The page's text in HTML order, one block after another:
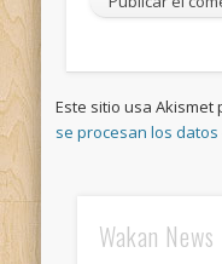
Este sitio usa
se procesan los
Wakan News